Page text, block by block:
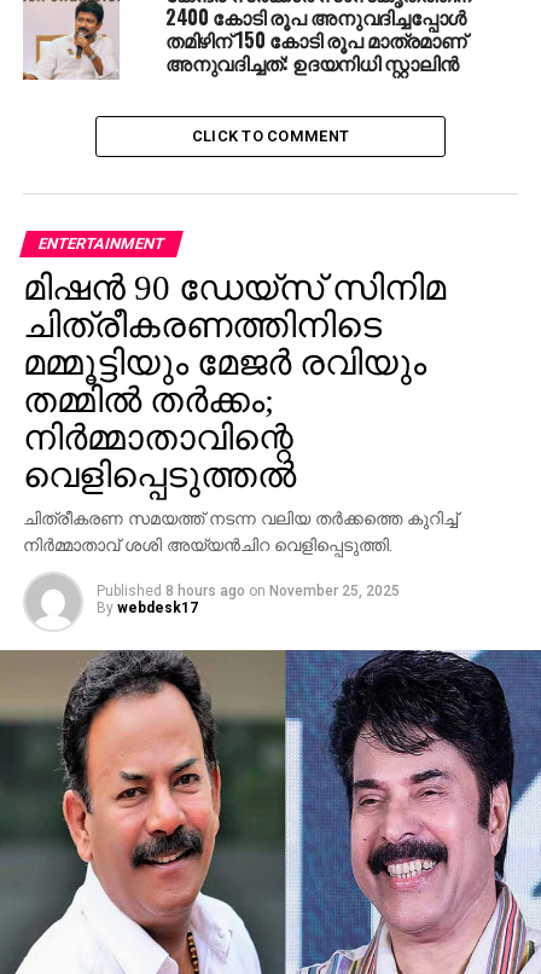
കുടുംബപാരമ്പര്യം കൊണ്ട് പ്രധാനമന്ത്രി
നരേന്ദ്രമോദിയെ നേരിടാനാവില്ലെന്നും അവര്‍
പറഞ്ഞു. വരുന്ന ലോക്സഭാ തെരഞ്ഞെടുപ്പില്‍
രാഹുല്‍ഗാന്ധിയുടെ പ്രസ്താവനക്കു
പിന്നാലെയായിരുന്നു സ്മൃതി ഇറാനിയുടെ പ്രതികരണം.
വിദേശമണ്ണില്‍ പോയി സ്വന്തം രാജ്യത്തെ പ്രശ്നങ്ങള്‍
അവര്‍ പറഞ്ഞിരുന്നു.
RELATED TOPICS:
RAHUL GANDHI
SMRITHI IRANI
UP NEXT
വേങ്ങര ഉപതെരെഞ്ഞെടുപ്പില്‍ വി.വി പാറ്റ്
വോട്ടിഗ് മെഷീന്‍
DON'T MISS
വേങ്ങര ഉപതെരെഞ്ഞെടുപ്പ് ഒക്ടോബര്‍ 11 ന്
2400 കോടി രൂപ അനുവദിച്ചപ്പോള്‍
തമിഴിന് 150 കോടി രൂപ മാത്രമാണ്
അനുവദിച്ചത്: ഉദയനിധി സ്റ്റാലിന്‍
CLICK TO COMMENT
ENTERTAINMENT
മിഷന്‍ 90 ഡേയ്‌സ് സിനിമ
ചിത്രീകരണത്തിനിടെ
മമ്മൂട്ടിയും മേജര്‍ രവിയും
തമ്മില്‍ തര്‍ക്കം;
നിര്‍മ്മാതാവിന്റെ
വെളിപ്പെടുത്തല്‍
ചിത്രീകരണ സമയത്ത് നടന്ന വലിയ തര്‍ക്കത്തെ കുറിച്ച്
നിര്‍മ്മാതാവ് ശശി അയ്യന്‍ചിറ വെളിപ്പെടുത്തി.
Published 8 hours ago on November 25, 2025
By webdesk17